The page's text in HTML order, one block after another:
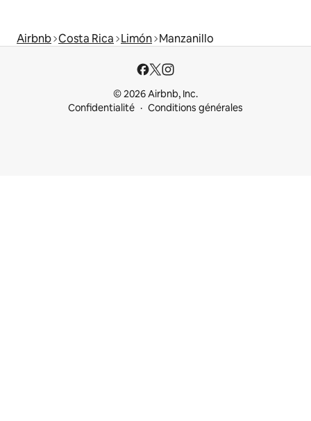
Airbnb Costa Rica Limón Manzanillo
© 2026 Airbnb, Inc.
Confidentialité
Conditions générales